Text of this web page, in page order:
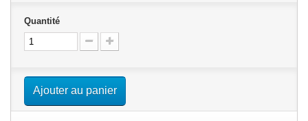
Quantité
Ajouter au panier